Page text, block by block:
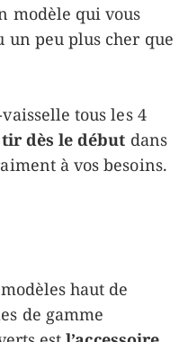
modèle qui vous
peu plus cher que
tous les 4
dès le début dans
à vos besoins.
haut de
de gamme